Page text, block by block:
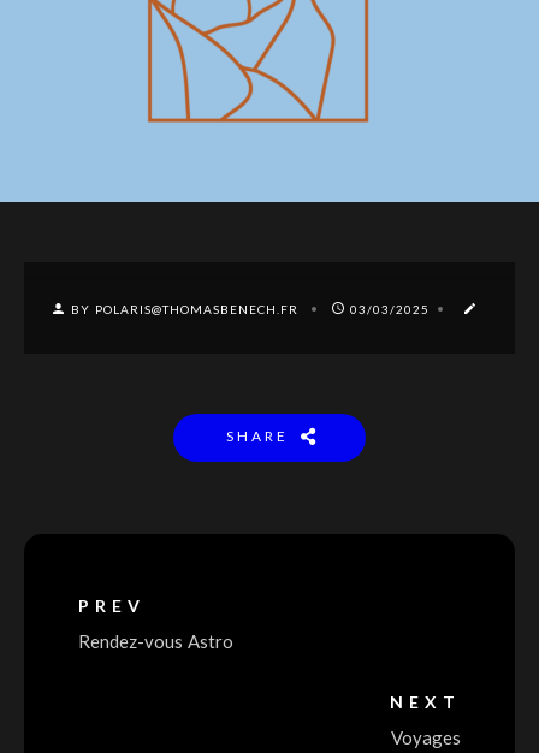
BY POLARIS@THOMASBENECH.FR 03/03/2025
SHARE
PREV
Rendez-vous Astro
NEXT
Voyages